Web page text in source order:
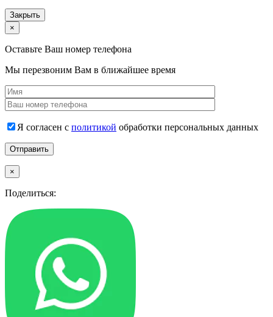
Закрыть
×
Оставьте Ваш номер телефона
Мы перезвоним Вам в ближайшее время
Я согласен с политикой обработки персональных данных
×
Поделиться: